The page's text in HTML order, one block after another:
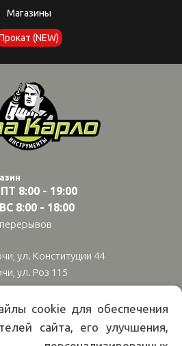
Магазины
(NEW)
8:00 - 19:00
8:00 - 18:00
ул. Конституции 44
ул. Роз 115
ул Авиационная
222 02 01
cookie для обеспечения
сайта, его улучшения,